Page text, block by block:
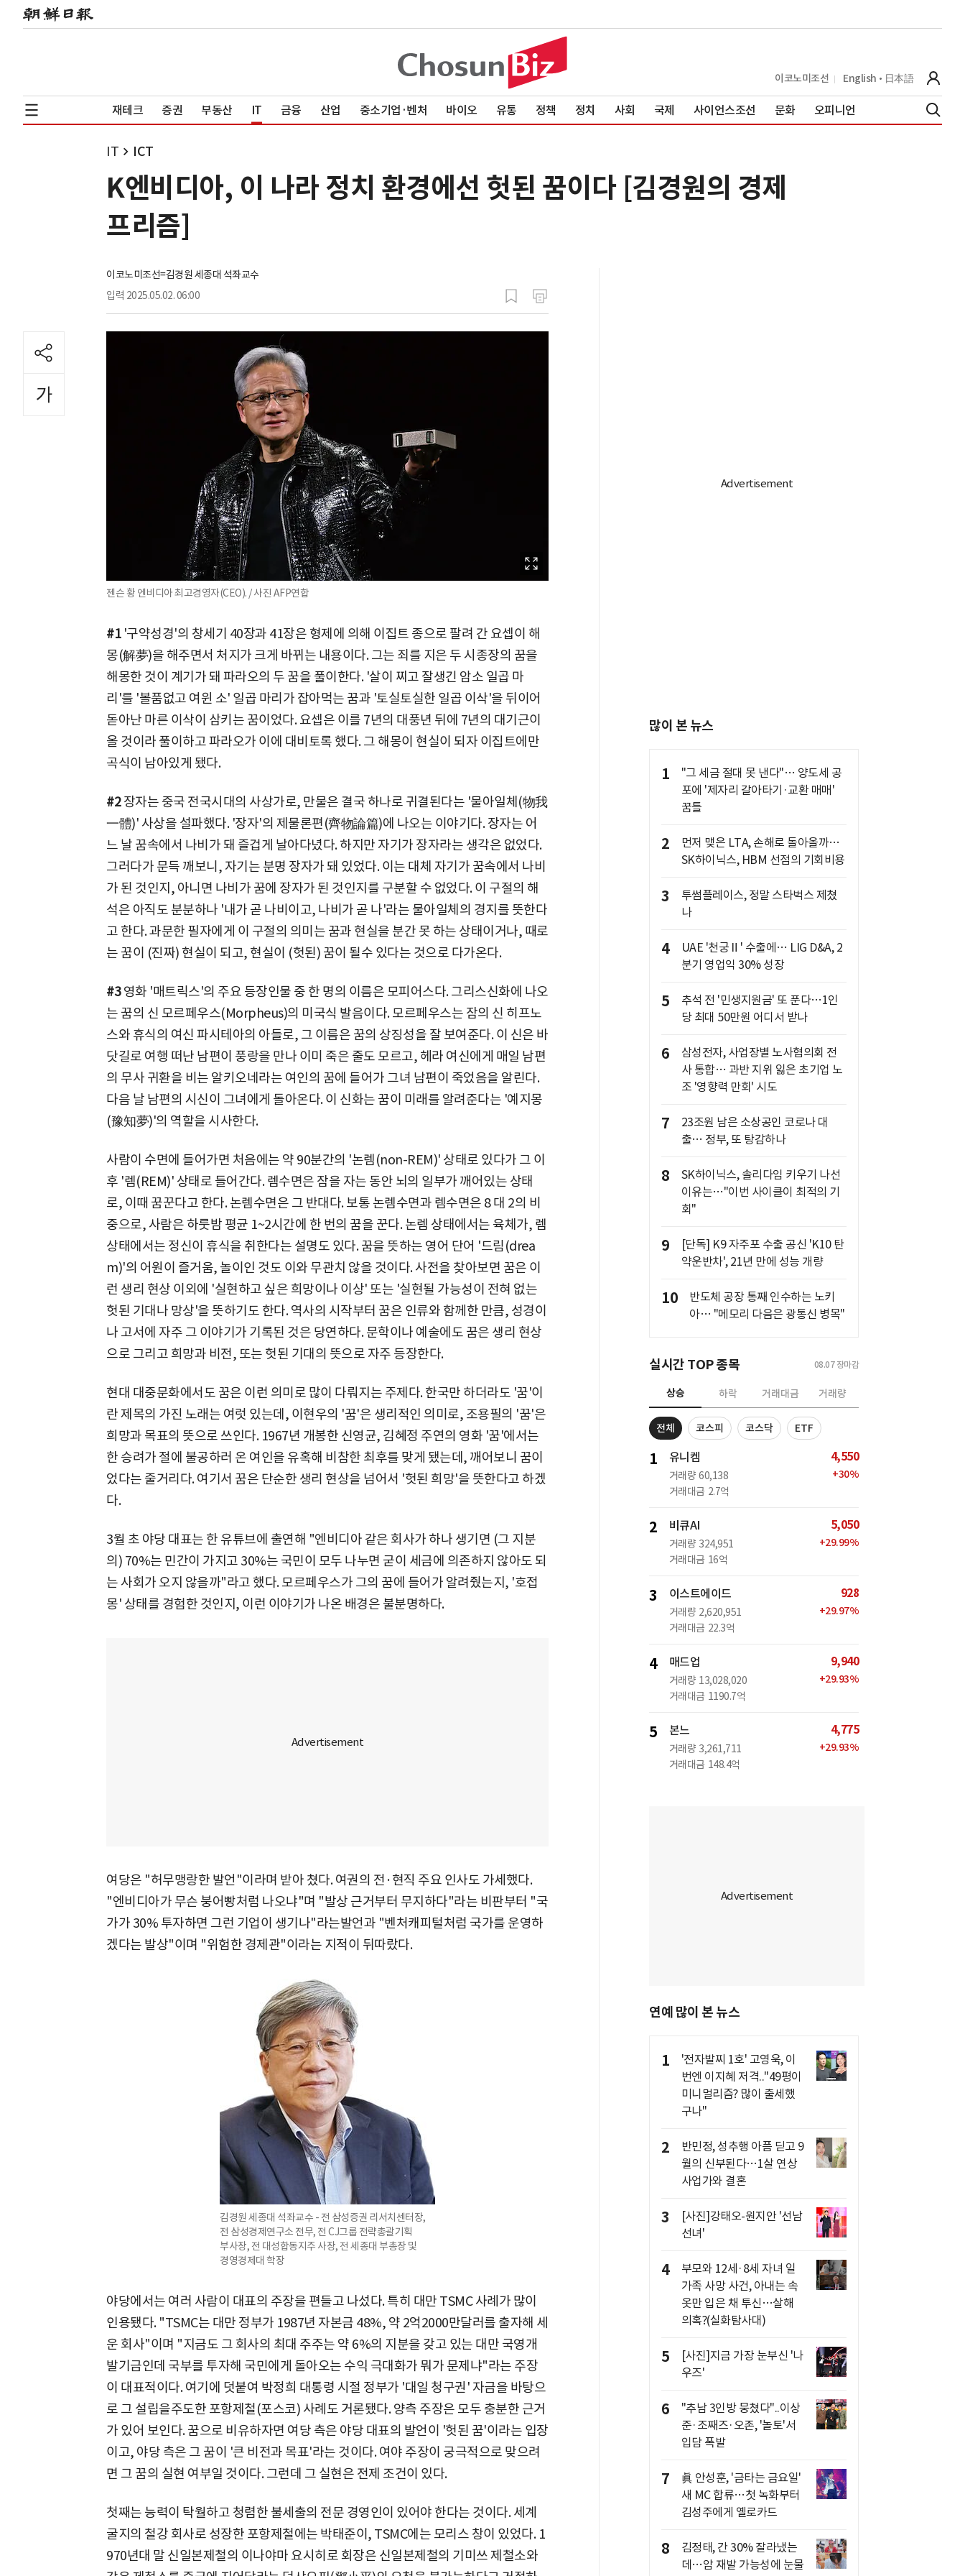
이코노미조선 English 日本語
재테크 증권 부동산 IT 금융 산업 중소기업·벤처 바이오 유통 정책 정치 사회 국제 사이언스조선 문화 오피니언
IT ICT
K엔비디아, 이 나라 정치 환경에선 헛된 꿈이다 [김경원의 경제
프리즘]
이코노미조선=김경원 세종대 석좌교수
입력 2025.05.02. 06:00
젠슨 황 엔비디아 최고경영자(CEO). / 사진 AFP연합
#1'구약성경'의 창세기 40장과 41장은 형제에 의해 이집트 종으로 팔려 간 요셉이 해
몽(解夢)을 해주면서 처지가 크게 바뀌는 내용이다. 그는 죄를 지은 두 시종장의 꿈을
해몽한 것이 계기가 돼 파라오의 두 꿈을 풀이한다. '살이 찌고 잘생긴 암소 일곱 마
리'를 '볼품없고 여윈 소' 일곱 마리가 잡아먹는 꿈과 '토실토실한 일곱 이삭'을 뒤이어
돋아난 마른 이삭이 삼키는 꿈이었다. 요셉은 이를 7년의 대풍년 뒤에 7년의 대기근이
올 것이라 풀이하고 파라오가 이에 대비토록 했다. 그 해몽이 현실이 되자 이집트에만
곡식이 남아있게 됐다.
#2장자는 중국 전국시대의 사상가로, 만물은 결국 하나로 귀결된다는 '물아일체(物我
一體)' 사상을 설파했다. '장자'의 제물론편(齊物論篇)에 나오는 이야기다. 장자는 어
느 날 꿈속에서 나비가 돼 즐겁게 날아다녔다. 하지만 자기가 장자라는 생각은 없었다.
그러다가 문득 깨보니, 자기는 분명 장자가 돼 있었다. 이는 대체 자기가 꿈속에서 나비
가 된 것인지, 아니면 나비가 꿈에 장자가 된 것인지를 구분할 수 없었다. 이 구절의 해
석은 아직도 분분하나 '내가 곧 나비이고, 나비가 곧 나'라는 물아일체의 경지를 뜻한다
고 한다. 과문한 필자에게 이 구절의 의미는 꿈과 현실을 분간 못 하는 상태이거나, 때로
는 꿈이 (진짜) 현실이 되고, 현실이 (헛된) 꿈이 될수 있다는 것으로 다가온다.
#3영화 '매트릭스'의 주요 등장인물 중 한 명의 이름은 모피어스다. 그리스신화에 나오
는 꿈의 신 모르페우스(Morpheus)의 미국식 발음이다. 모르페우스는 잠의 신 히프노
스와 휴식의 여신 파시테아의 아들로, 그 이름은 꿈의 상징성을 잘 보여준다. 이 신은 바
닷길로 여행 떠난 남편이 풍랑을 만나 이미 죽은 줄도 모르고, 헤라 여신에게 매일 남편
의 무사 귀환을 비는 알키오네라는 여인의 꿈에 들어가 그녀 남편이 죽었음을 알린다.
다음 날 남편의 시신이 그녀에게 돌아온다. 이 신화는 꿈이 미래를 알려준다는 '예지몽
(豫知夢)'의 역할을 시사한다.
사람이 수면에 들어가면 처음에는 약 90분간의 '논렘(non-REM)' 상태로 있다가 그 이
후 '렘(REM)' 상태로 들어간다. 렘수면은 잠을 자는 동안 뇌의 일부가 깨어있는 상태
로, 이때 꿈꾼다고 한다. 논렘수면은 그 반대다. 보통 논렘수면과 렘수면은 8 대 2의 비
중으로, 사람은 하룻밤 평균 1~2시간에 한 번의 꿈을 꾼다. 논렘 상태에서는 육체가, 렘
상태에서는 정신이 휴식을 취한다는 설명도 있다. 꿈을 뜻하는 영어 단어 '드림(drea
m)'의 어원이 즐거움, 놀이인 것도 이와 무관치 않을 것이다. 사전을 찾아보면 꿈은 이
런 생리 현상 이외에 '실현하고 싶은 희망이나 이상' 또는 '실현될 가능성이 전혀 없는
헛된 기대나 망상'을 뜻하기도 한다. 역사의 시작부터 꿈은 인류와 함께한 만큼, 성경이
나 고서에 자주 그 이야기가 기록된 것은 당연하다. 문학이나 예술에도 꿈은 생리 현상
으로 그리고 희망과 비전, 또는 헛된 기대의 뜻으로 자주 등장한다.
현대 대중문화에서도 꿈은 이런 의미로 많이 다뤄지는 주제다. 한국만 하더라도 '꿈'이
란 제목의 가진 노래는 여럿 있는데, 이현우의 '꿈'은 생리적인 의미로, 조용필의 '꿈'은
희망과 목표의 뜻으로 쓰인다. 1967년 개봉한 신영균, 김혜정 주연의 영화 '꿈'에서는
한 승려가 절에 불공하러 온 여인을 유혹해 비참한 최후를 맞게 됐는데, 깨어보니 꿈이
었다는 줄거리다. 여기서 꿈은 단순한 생리 현상을 넘어서 '헛된 희망'을 뜻한다고 하겠
다.
3월 초 야당 대표는 한 유튜브에 출연해 "엔비디아 같은 회사가 하나 생기면 (그 지분
의) 70%는 민간이 가지고 30%는 국민이 모두 나누면 굳이 세금에 의존하지 않아도 되
는 사회가 오지 않을까"라고 했다. 모르페우스가 그의 꿈에 들어가 알려줬는지, '호접
몽' 상태를 경험한 것인지, 이런 이야기가 나온 배경은 불분명하다.
여당은 "허무맹랑한 발언"이라며 받아 쳤다. 여권의 전·현직 주요 인사도 가세했다.
"엔비디아가 무슨 붕어빵처럼 나오냐"며 "발상 근거부터 무지하다"라는 비판부터 "국
가가 30% 투자하면 그런 기업이 생기나"라는발언과 "벤처캐피털처럼 국가를 운영하
겠다는 발상"이며 "위험한 경제관"이라는 지적이 뒤따랐다.
김경원 세종대 석좌교수 - 전 삼성증권 리서치센터장,
전 삼성경제연구소 전무, 전 CJ그룹 전략총괄기획
부사장, 전 대성합동지주 사장, 전 세종대 부총장 및
경영경제대 학장
야당에서는 여러 사람이 대표의 주장을 편들고 나섰다. 특히 대만 TSMC 사례가 많이
인용됐다. "TSMC는 대만 정부가 1987년 자본금 48%, 약 2억2000만달러를 출자해 세
운 회사"이며 "지금도 그 회사의 최대 주주는 약 6%의 지분을 갖고 있는 대만 국영개
발기금인데 국부를 투자해 국민에게 돌아오는 수익 극대화가 뭐가 문제냐"라는 주장
이 대표적이다. 여기에 덧붙여 박정희 대통령 시절 정부가 '대일 청구권' 자금을 바탕으
로 그 설립을주도한 포항제철(포스코) 사례도 거론됐다. 양측 주장은 모두 충분한 근거
가 있어 보인다. 꿈으로 비유하자면 여당 측은 야당 대표의 발언이 '헛된 꿈'이라는 입장
이고, 야당 측은 그 꿈이 '큰 비전과 목표'라는 것이다. 여야 주장이 궁극적으로 맞으려
면 그 꿈의 실현 여부일 것이다. 그런데 그 실현은 전제 조건이 있다.
첫째는 능력이 탁월하고 청렴한 불세출의 전문 경영인이 있어야 한다는 것이다. 세계
굴지의 철강 회사로 성장한 포항제철에는 박태준이, TSMC에는 모리스 창이 있었다. 1
970년대 말 신일본제철의 이나야마 요시히로 회장은 신일본제철의 기미쓰 제철소와
많이 본 뉴스
1
"그 세금 절대 못 낸다"… 양도세 공
포에 '제자리 갈아타기·교환 매매'
꿈틀
2
먼저 맺은 LTA, 손해로 돌아올까…
SK하이닉스, HBM 선점의 기회비용
3
투썸플레이스, 정말 스타벅스 제쳤
나
4
UAE '천궁Ⅱ' 수출에… LIG D&A, 2
분기 영업익 30% 성장
5
추석 전 '민생지원금' 또 푼다…1인
당 최대 50만원 어디서 받나
6
삼성전자, 사업장별 노사협의회 전
사 통합… 과반 지위 잃은 초기업 노
조 '영향력 만회' 시도
7
23조원 남은 소상공인 코로나 대
출… 정부, 또 탕감하나
8
SK하이닉스, 솔리다임 키우기 나선
이유는…"이번 사이클이 최적의 기
회"
9
[단독] K9 자주포 수출 공신 'K10 탄
약운반차', 21년 만에 성능 개량
10
반도체 공장 통째 인수하는 노키
아… "메모리 다음은 광통신 병목"
실시간 TOP 종목 08.07 장마감
상승 하락 거래대금 거래량
전체 코스피 코스닥 ETF
1 유니켐
거래량 60,138
거래대금 2.7억
4,550
+30%
2 비큐AI
거래량 324,951
거래대금 16억
5,050
+29.99%
3 이스트에이드
거래량 2,620,951
거래대금 22.3억
928
+29.97%
4 매드업
거래량 13,028,020
거래대금 1190.7억
9,940
+29.93%
5 본느
거래량 3,261,711
거래대금 148.4억
4,775
+29.93%
연예 많이 본 뉴스
1
'전자발찌 1호' 고영욱, 이
번엔 이지혜 저격.."49평이
미니멀리즘? 많이 출세했
구나"
2
반민정, 성추행 아픔 딛고 9
월의 신부된다…1살 연상
사업가와 결혼
3
[사진]강태오-원지안 '선남
선녀'
4
부모와 12세·8세 자녀 일
가족 사망 사건, 아내는 속
옷만 입은 채 투신…살해
의혹?(실화탐사대)
5
[사진]지금 가장 눈부신 '나
우즈'
6
"추남 3인방 뭉쳤다"..이상
준·조째즈·오존, '놀토'서
입담 폭발
7
眞 안성훈, '금타는 금요일'
새 MC 합류…첫 녹화부터
김성주에게 옐로카드
8
김정태, 간 30% 잘라냈는
데…암 재발 가능성에 눈물